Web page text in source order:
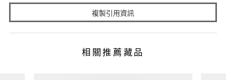
複製引用資訊
相關推薦藏品